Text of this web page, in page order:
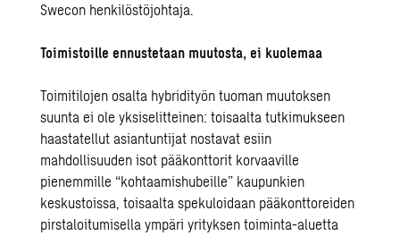
Swecon henkilöstöjohtaja.
Toimistoille ennustetaan muutosta, ei kuolemaa
Toimitilojen osalta hybridityön tuoman muutoksen
suunta ei ole yksiselitteinen: toisaalta tutkimukseen
haastatellut asiantuntijat nostavat esiin
mahdollisuuden isot pääkonttorit korvaaville
pienemmille “kohtaamishubeille” kaupunkien
keskustoissa, toisaalta spekuloidaan pääkonttoreiden
pirstaloitumisella ympäri yrityksen toiminta-aluetta